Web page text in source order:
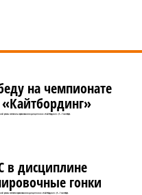
на чемпионате
регаты состоялись соревнования в дисциплине «Кайтбординг» (5 – 7 сентября).
в дисциплине
гонки
регаты состоятся соревнования в дисциплине «Кайтбординг» (5 – 7 сентября).